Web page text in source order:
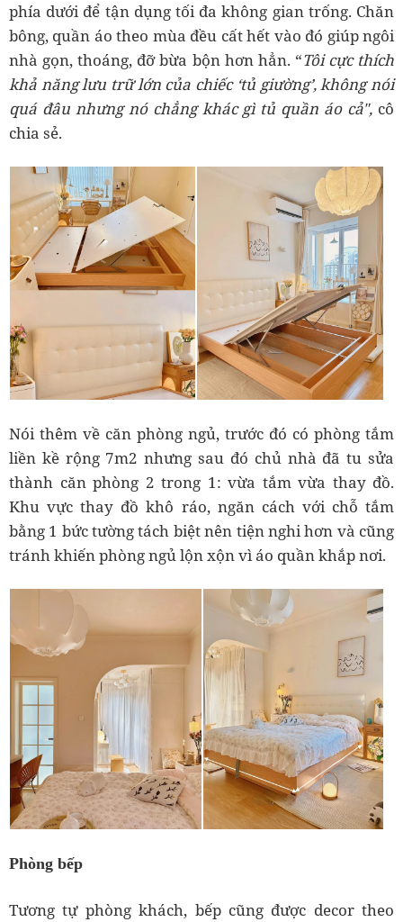
phía dưới để tận dụng tối đa không gian trống. Chăn
bông, quần áo theo mùa đều cất hết vào đó giúp ngôi
nhà gọn, thoáng, đỡ bừa bộn hơn hẳn. “Tôi cực thích
khả năng lưu trữ lớn của chiếc ‘tủ giường’, không nói
quá đâu nhưng nó chẳng khác gì tủ quần áo cả", cô
chia sẻ.
Nói thêm về căn phòng ngủ, trước đó có phòng tắm
liền kề rộng 7m2 nhưng sau đó chủ nhà đã tu sửa
thành căn phòng 2 trong 1: vừa tắm vừa thay đồ.
Khu vực thay đồ khô ráo, ngăn cách với chỗ tắm
bằng 1 bức tường tách biệt nên tiện nghi hơn và cũng
tránh khiến phòng ngủ lộn xộn vì áo quần khắp nơi.
Phòng bếp
Tương tự phòng khách, bếp cũng được decor theo